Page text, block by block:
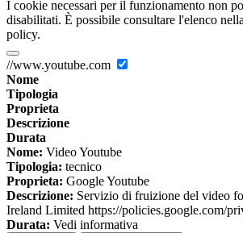
I cookie necessari per il funzionamento non
disabilitati. È possibile consultare l'elenco
policy.
//www.youtube.com
Nome
Tipologia
Proprieta
Descrizione
Durata
Nome: Video Youtube
Tipologia: tecnico
Proprieta: Google Youtube
Descrizione: Servizio di fruizione del video
Ireland Limited https://policies.google.com/
Durata: Vedi informativa